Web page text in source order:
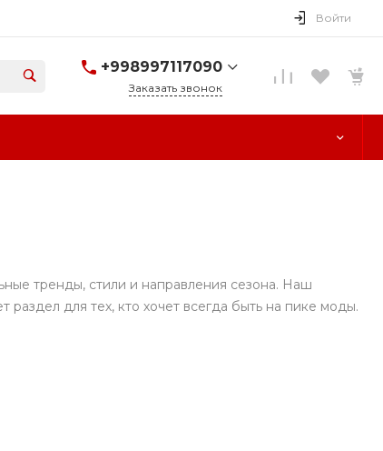
Войти
+998997117090
Заказать звонок
тренды, стили и направления сезона. Наш
раздел для тех, кто хочет всегда быть на пике моды.